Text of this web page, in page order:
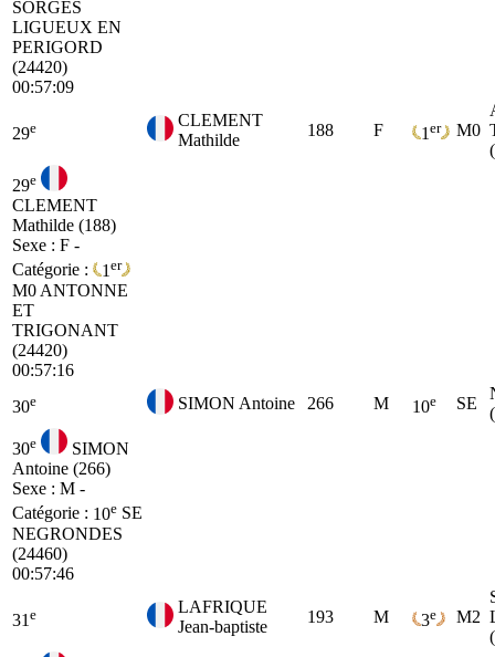
SORGES
LIGUEUX EN
PERIGORD
(24420)
00:57:09
29e
CLEMENT
Mathilde
188 F 1 er M0
29e
CLEMENT
Mathilde (188)
Sexe : F -
Catégorie :
1 er
M0 ANTONNE
ET
TRIGONANT
(24420)
00:57:16
30e SIMON Antoine 266 M 10e SE
30e
SIMON
Antoine (266)
Sexe : M -
Catégorie : 10e SE
NEGRONDES
(24460)
00:57:46
31 e
LAFRIQUE
Jean-baptiste
193 M 3e M2